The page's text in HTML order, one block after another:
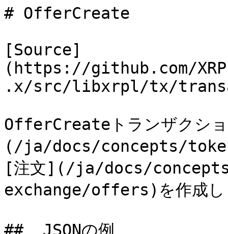
# OfferCreate
[Source]
(https://github.com/
.x/src/libxrpl/tx/
OfferCreateトランザクシ
(/ja/docs/concepts/
[注文](/ja/docs/
exchange/offers)を作成し
##  JSONの例